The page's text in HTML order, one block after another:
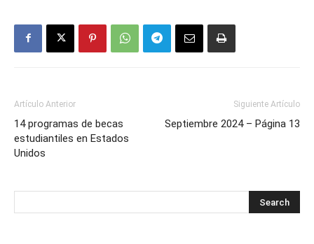
Artículo Anterior
14 programas de becas
estudiantiles en Estados
Unidos
Siguiente Artículo
Septiembre 2024 – Página 13